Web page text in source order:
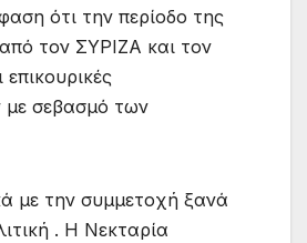
ότι την περίοδο της
τον ΣΥΡΙΖΑ και τον
με σεβασμό των
με την συμμετοχή ξανά
. Η Νεκταρία